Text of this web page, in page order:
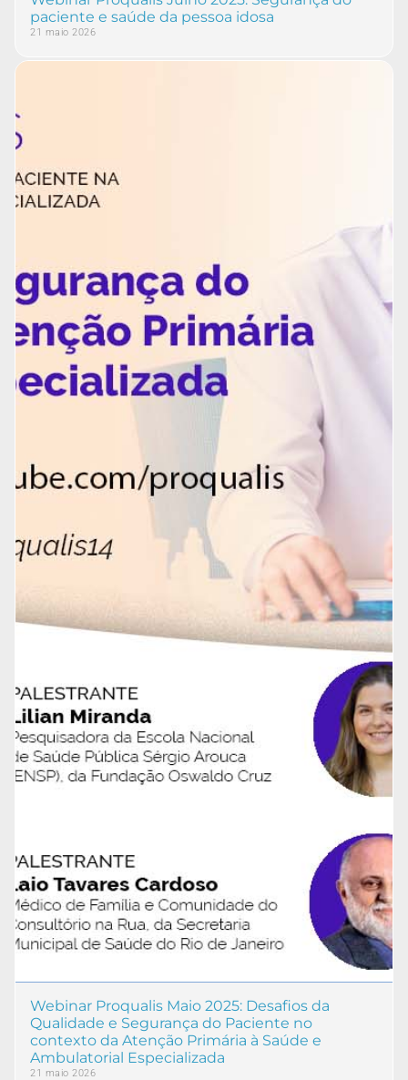
paciente e saúde da pessoa idosa
21 maio 2026
Webinar Proqualis Maio 2025: Desafios da
Qualidade e Segurança do Paciente no
contexto da Atenção Primária à Saúde e
Ambulatorial Especializada
21 maio 2026